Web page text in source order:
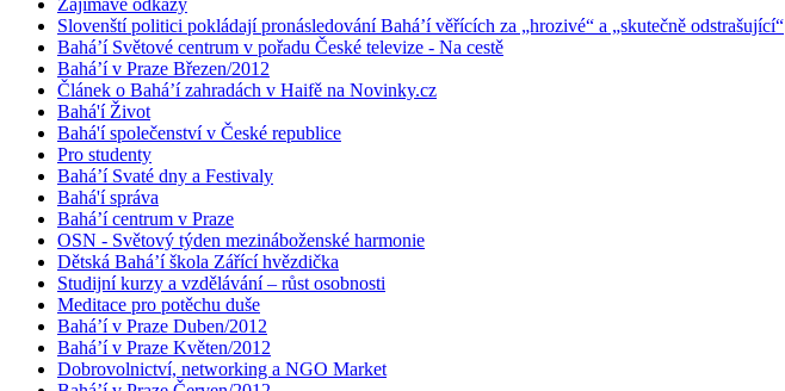
Zajímavé odkazy
Slovenští politici pokládají pronásledování Bahá’í věřících za „hrozivé“ a „skutečně odstrašující“
Bahá’í Světové centrum v pořadu České televize - Na cestě
Bahá’í v Praze Březen/2012
Článek o Bahá’í zahradách v Haifě na Novinky.cz
Bahá'í Život
Bahá'í společenství v České republice
Pro studenty
Bahá’í Svaté dny a Festivaly
Bahá'í správa
Bahá’í centrum v Praze
OSN - Světový týden mezináboženské harmonie
Dětská Bahá’í škola Zářící hvězdička
Studijní kurzy a vzdělávání – růst osobnosti
Meditace pro potěchu duše
Bahá’í v Praze Duben/2012
Bahá’í v Praze Květen/2012
Dobrovolnictví, networking a NGO Market